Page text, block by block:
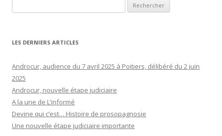
LES DERNIERS ARTICLES
Androcur, audience du 7 avril 2025 à Poitiers, délibéré du 2 juin
2025
Androcur, nouvelle étape judiciaire
A la une de L’informé
Devine qui c’est… Histoire de prosopagnosie
Une nouvelle étape judiciaire importante